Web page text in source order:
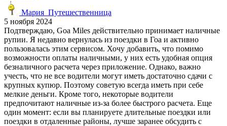
Мария_Путешественница
5 ноября 2024
Подтверждаю, Goa Miles действительно принимает наличные
рупии. Я недавно вернулась из поездки в Гоа и активно
пользовалась этим сервисом. Хочу добавить, что помимо
возможности оплаты наличными, у них есть удобная опция
безналичного расчета через приложение. Однако, важно
учесть, что не все водители могут иметь достаточно сдачи с
крупных купюр. Поэтому советую всегда иметь при себе
мелкие деньги. Кроме того, некоторые водители
предпочитают наличные из-за более быстрого расчета. Еще
один момент: если вы планируете длительные поездки или
поездки в отдаленные районы, лучше заранее обсудить с